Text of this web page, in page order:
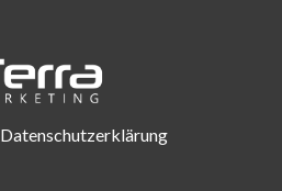
Datenschutzerklärung